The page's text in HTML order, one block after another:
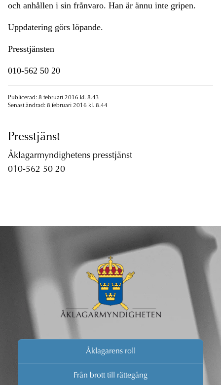
och anhållen i sin frånvaro. Han är ännu inte gripen.
Uppdatering görs löpande.
Presstjänsten
010-562 50 20
Publicerad: 8 februari 2016 kl. 8.43
Senast ändrad: 8 februari 2016 kl. 8.44
Presstjänst
Åklagarmyndighetens presstjänst
010-562 50 20
Åklagarens roll
Från brott till rättegång